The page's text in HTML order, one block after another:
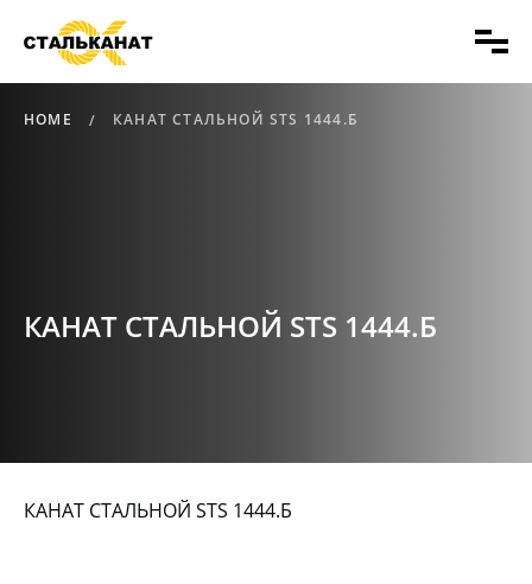
HOME КАНАТ СТАЛЬНОЙ STS 1444.Б
КАНАТ СТАЛЬНОЙ STS 1444.Б
КАНАТ СТАЛЬНОЙ STS 1444.Б